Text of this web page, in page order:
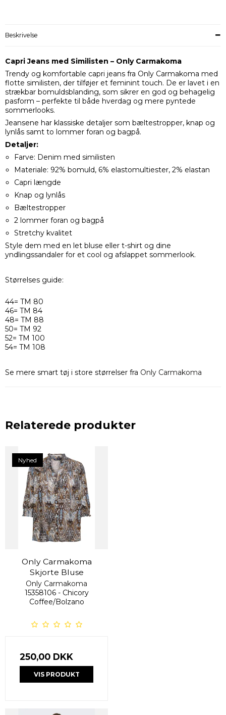
Beskrivelse
Capri Jeans med Similisten – Only Carmakoma
Trendy og komfortable capri jeans fra Only Carmakoma med
flotte similisten, der tilføjer et feminint touch. De er lavet i en
strækbar bomuldsblanding, som sikrer en god og behagelig
pasform – perfekte til både hverdag og mere pyntede
sommerlooks.
Jeansene har klassiske detaljer som bæltestropper, knap og
lynlås samt to lommer foran og bagpå.
Detaljer:
Farve: Denim med similisten
Materiale: 92% bomuld, 6% elastomultiester, 2% elastan
Capri længde
Knap og lynlås
Bæltestropper
2 lommer foran og bagpå
Stretchy kvalitet
Style dem med en let bluse eller t-shirt og dine
yndlingssandaler for et cool og afslappet sommerlook.
Størrelses guide:
44= TM 80
46= TM 84
48= TM 88
50= TM 92
52= TM 100
54= TM 108
Se mere smart tøj i store størrelser fra Only Carmakoma
Relaterede produkter
Nyhed
Only Carmakoma
Skjorte Bluse
Only Carmakoma
15358106 - Chicory
Coffee/Bolzano
250,00 DKK
VIS PRODUKT